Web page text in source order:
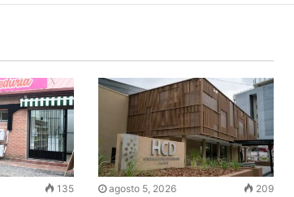
135 agosto 5, 2026 209